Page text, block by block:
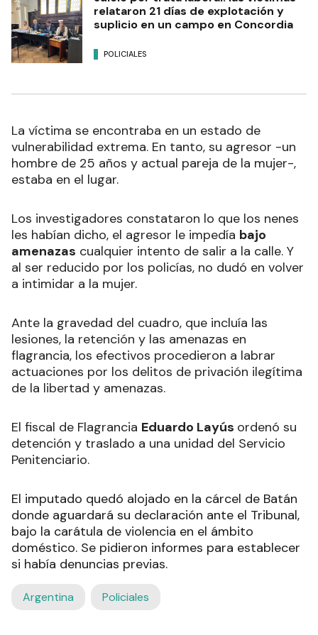
relataron 21 días de explotación y
suplicio en un campo en Concordia
POLICIALES
La víctima se encontraba en un estado de
vulnerabilidad extrema. En tanto, su agresor -un
hombre de 25 años y actual pareja de la mujer-,
estaba en el lugar.
Los investigadores constataron lo que los nenes
les habían dicho, el agresor le impedía bajo
amenazas cualquier intento de salir a la calle. Y
al ser reducido por los policías, no dudó en volver
a intimidar a la mujer.
Ante la gravedad del cuadro, que incluía las
lesiones, la retención y las amenazas en
flagrancia, los efectivos procedieron a labrar
actuaciones por los delitos de privación ilegítima
de la libertad y amenazas.
El fiscal de Flagrancia Eduardo Layús ordenó su
detención y traslado a una unidad del Servicio
Penitenciario.
El imputado quedó alojado en la cárcel de Batán
donde aguardará su declaración ante el Tribunal,
bajo la carátula de violencia en el ámbito
doméstico. Se pidieron informes para establecer
si había denuncias previas.
Argentina Policiales